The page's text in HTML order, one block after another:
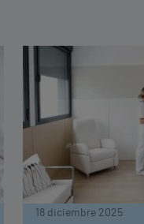
18 diciembre 2025